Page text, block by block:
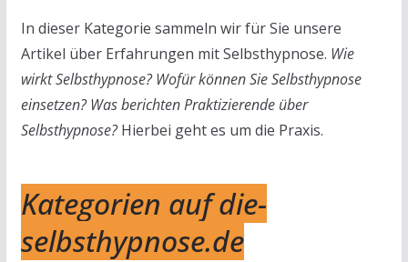
In dieser Kategorie sammeln wir für Sie unsere
Artikel über Erfahrungen mit Selbsthypnose. Wie
wirkt Selbsthypnose? Wofür können Sie Selbsthypnose
einsetzen? Was berichten Praktizierende über
Selbsthypnose?Hierbei geht es um die Praxis.
Kategorien auf die-
selbsthypnose.de